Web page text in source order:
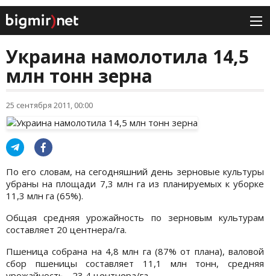
Украина намолотила 14,5
млн тонн зерна
25 сентября 2011, 00:00
По его словам, на сегодняшний день зерновые культуры
убраны на площади 7,3 млн га из планируемых к уборке
11,3 млн га (65%).
Общая средняя урожайность по зерновым культурам
составляет 20 центнера/га.
Пшеница собрана на 4,8 млн га (87% от плана), валовой
сбор пшеницы составляет 11,1 млн тонн, средняя